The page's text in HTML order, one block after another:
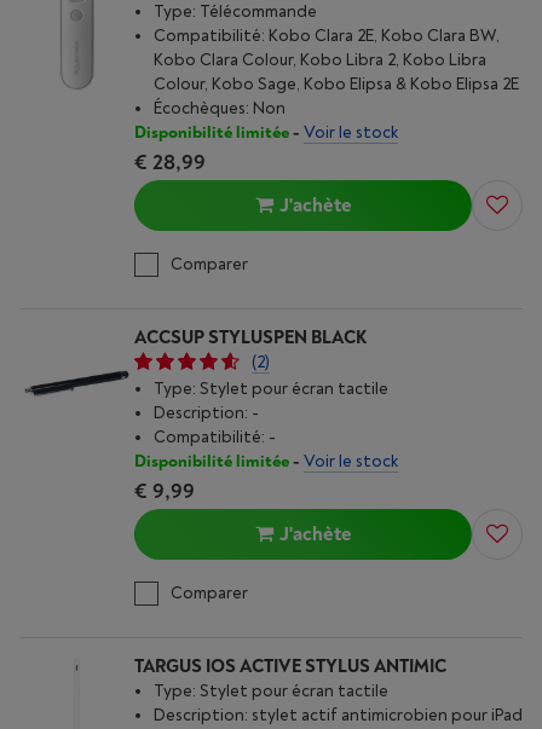
Type: Télécommande
Compatibilité: Kobo Clara 2E, Kobo Clara BW,
Kobo Clara Colour, Kobo Libra 2, Kobo Libra
Colour, Kobo Sage, Kobo Elipsa & Kobo Elipsa 2E
Écochèques: Non
Disponibilité limitée- Voir le stock
€ 28,99
J'achète
Comparer
ACCSUP STYLUSPEN BLACK
(2)
Type: Stylet pour écran tactile
Description: -
Compatibilité: -
Disponibilité limitée- Voir le stock
€ 9,99
J'achète
Comparer
TARGUS IOS ACTIVE STYLUS ANTIMIC
Type: Stylet pour écran tactile
Description: stylet actif antimicrobien pour iPad